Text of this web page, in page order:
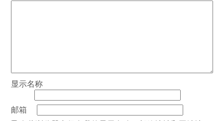
显示名称
邮箱